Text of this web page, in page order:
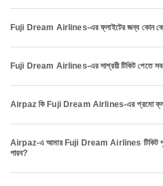
Fuji Dream Airlines-এর ফ্লাইটের জন্য কোন
Fuji Dream Airlines-এর সাশ্রয়ী টিকিট পেতে
Airpaz কি Fuji Dream Airlines-এর প্রমো
Airpaz-এ আমার Fuji Dream Airlines টিকিট পুনরায়
পারব?